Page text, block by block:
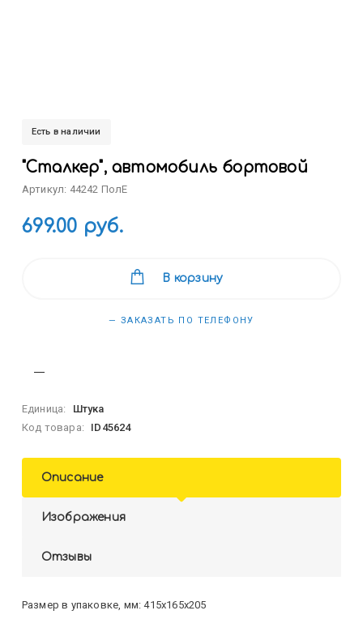
Есть в наличии
"Сталкер", автомобиль бортовой
Артикул: 44242 ПолЕ
699.00 руб.
В корзину
— ЗАКАЗАТЬ ПО ТЕЛЕФОНУ
Единица:
Штука
Код товара:
ID45624
Описание
Изображения
Отзывы
Размер в упаковке, мм: 415х165х205